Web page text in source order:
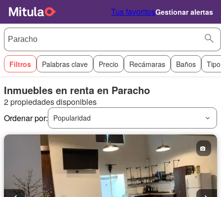
Tus favoritosGestionar alertas
Filtros Palabras clave Precio Recámaras Baños
Inmuebles en renta en Paracho
2 propiedades disponibles
Ordenar por:
Popularidad